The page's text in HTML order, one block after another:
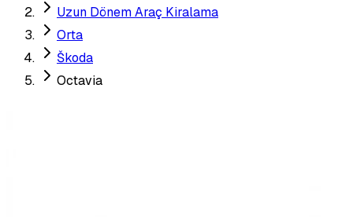
Uzun Dönem Araç Kiralama
Orta
Škoda
Octavia